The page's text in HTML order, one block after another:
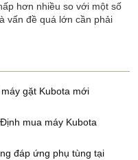
hơn nhiều so với một số
vấn đề quá lớn cần phải
gặt Kubota mới
mua máy Kubota
đáp ứng phụ tùng tại